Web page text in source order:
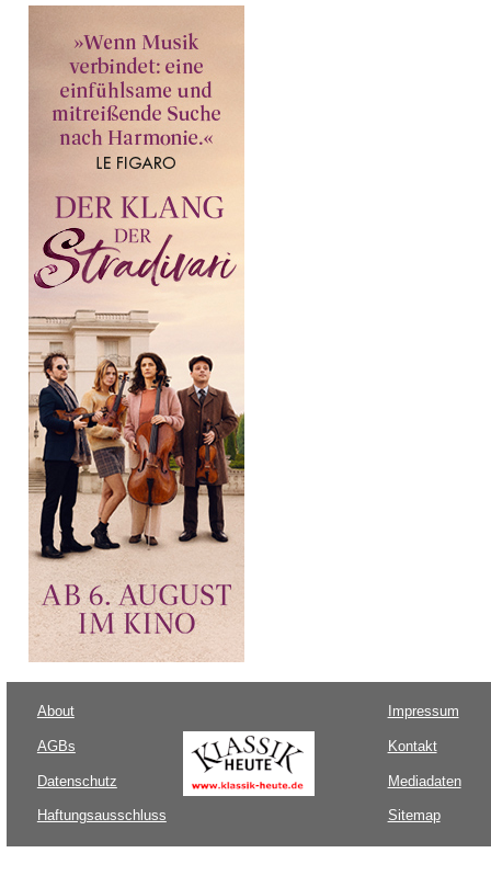
About
AGBs
Datenschutz
Haftungsausschluss
Impressum
Kontakt
Mediadaten
Sitemap